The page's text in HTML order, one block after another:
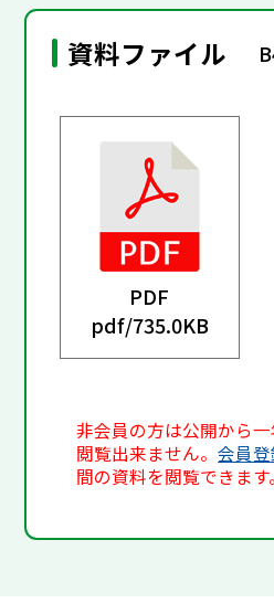
資料ファイル
PDF
pdf/735.0KB
非会員の方は公開から
閲覧出来ません。会員
間の資料を閲覧できます。